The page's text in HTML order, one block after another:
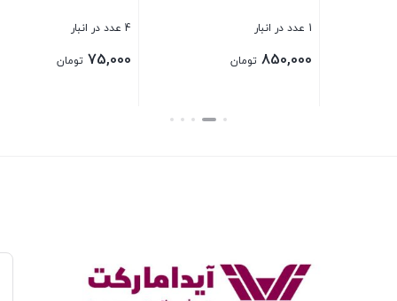
75,000 تومان 360,000 تومان